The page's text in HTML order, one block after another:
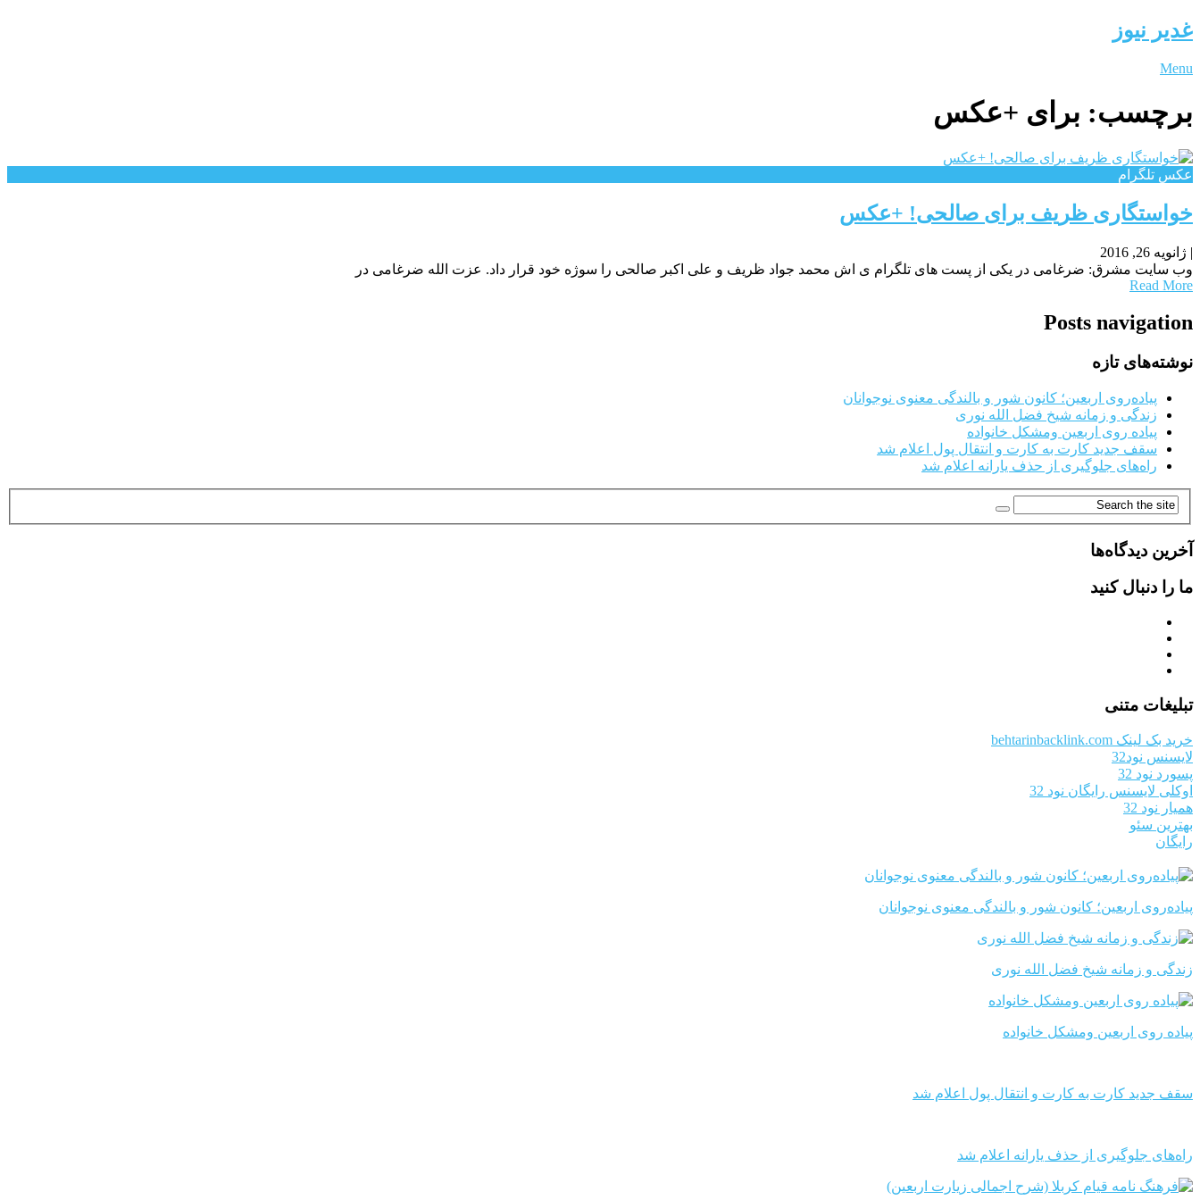
غدیر نیوز
Menu
برچسب: برای +عکس
عکس تلگرام
خواستگاری ظریف برای صالحی! +عکس
| ژانویه 26, 2016
وب سایت مشرق: ضرغامی در یکی از پست های تلگرام ی اش محمد جواد ظریف و علی اکبر صالحی را سوژه خود قرار داد. عزت الله ضرغامی در
Read More
Posts navigation
نوشته‌های تازه
پیاده‌روی اربعین؛ کانون شور و بالندگی معنوی نوجوانان
زندگی و زمانه شیخ فضل الله نوری
پیاده روی اربعین ومشکل خانواده
سقف جدید کارت به کارت و انتقال پول اعلام شد
راه‌های جلوگیری از حذف یارانه اعلام شد
آخرین دیدگاه‌ها
ما را دنبال کنید
تبلیغات متنی
خرید بک لینک behtarinbacklink.com
لایسنس نود32
پسورد نود 32
اوکلی لایسنس رایگان نود 32
همیار نود 32
بهترین سئو
رایگان
پیاده‌روی اربعین؛ کانون شور و بالندگی معنوی نوجوانان
زندگی و زمانه شیخ فضل الله نوری
پیاده روی اربعین ومشکل خانواده
سقف جدید کارت به کارت و انتقال پول اعلام شد
راه‌های جلوگیری از حذف یارانه اعلام شد